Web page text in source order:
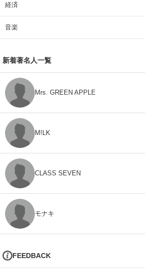
経済
音楽
新着著名人一覧
Mrs. GREEN APPLE
M!LK
CLASS SEVEN
モナキ
FEEDBACK